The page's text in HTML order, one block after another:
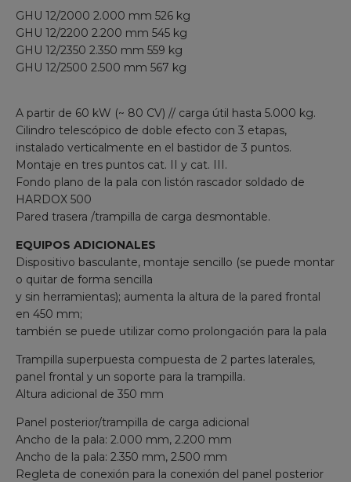
GHU 12/2000 2.000 mm 526 kg
GHU 12/2200 2.200 mm 545 kg
GHU 12/2350 2.350 mm 559 kg
GHU 12/2500 2.500 mm 567 kg
A partir de 60 kW (~ 80 CV) // carga útil hasta 5.000 kg.
Cilindro telescópico de doble efecto con 3 etapas,
instalado verticalmente en el bastidor de 3 puntos.
Montaje en tres puntos cat. II y cat. III.
Fondo plano de la pala con listón rascador soldado de
HARDOX 500
Pared trasera /trampilla de carga desmontable.
EQUIPOS ADICIONALES
Dispositivo basculante, montaje sencillo (se puede montar
o quitar de forma sencilla
y sin herramientas); aumenta la altura de la pared frontal
en 450 mm;
también se puede utilizar como prolongación para la pala
Trampilla superpuesta compuesta de 2 partes laterales,
panel frontal y un soporte para la trampilla.
Altura adicional de 350 mm
Panel posterior/trampilla de carga adicional
Ancho de la pala: 2.000 mm, 2.200 mm
Ancho de la pala: 2.350 mm, 2.500 mm
Regleta de conexión para la conexión del panel posterior